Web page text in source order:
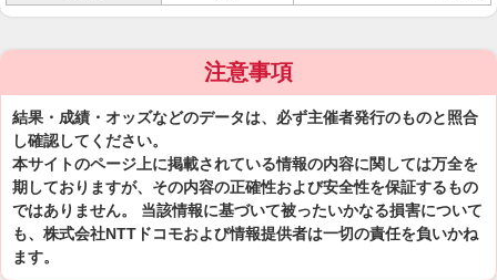
注意事項
結果・成績・オッズなどのデータは、必ず主催者発行のものと照合
し確認してください。
本サイトのページ上に掲載されている情報の内容に関しては万全を
期しておりますが、その内容の正確性および安全性を保証するもの
ではありません。 当該情報に基づいて被ったいかなる損害について
も、株式会社NTTドコモおよび情報提供者は一切の責任を負いかね
ます。